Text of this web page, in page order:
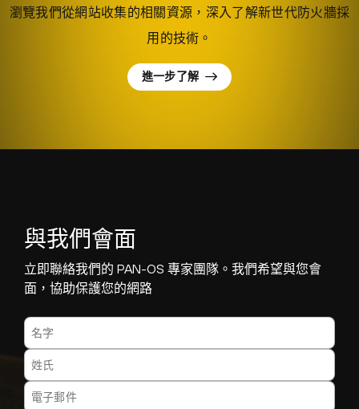
瀏覽我們從網站收集的相關資源，深入了解新世代防火牆採
用的技術。
進一步了解
與我們會面
立即聯絡我們的 PAN-OS 專家團隊。我們希望與您會
面，協助保護您的網路